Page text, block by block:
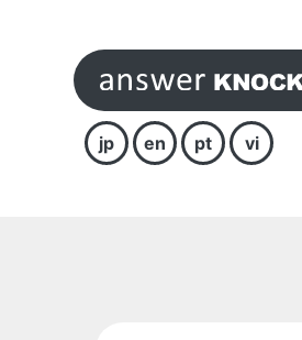
jp en pt vi